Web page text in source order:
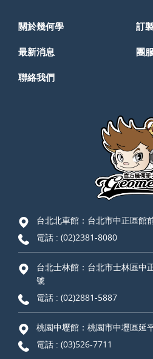
關於幾何學 訂
最新消息 團
聯絡我們
台北北車館：台北市中正區館
電話 : (02)2381-8080
台北士林館：台北市士林區中
號
電話 : (02)2881-5887
桃園中壢館：桃園市中壢區延
電話 : (03)526-7711